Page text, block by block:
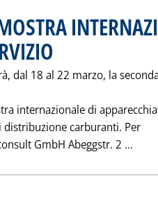
dal 18 al 22 marzo, la
internazionale di
carburanti. Per
GmbH Abeggstr. 2 ...